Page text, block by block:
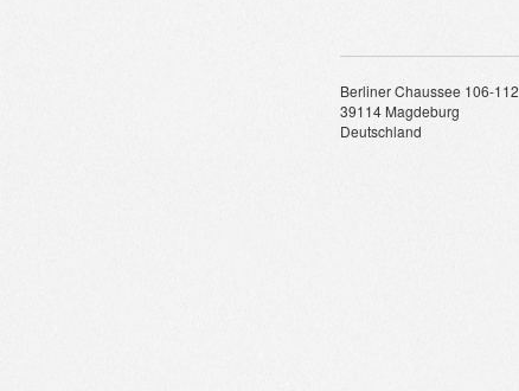
Berliner Chaussee 106-112
39114 Magdeburg
Deutschland